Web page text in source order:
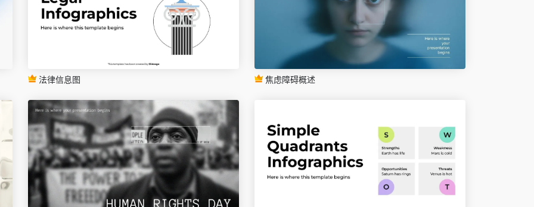
法律信息图 焦虑障碍概述